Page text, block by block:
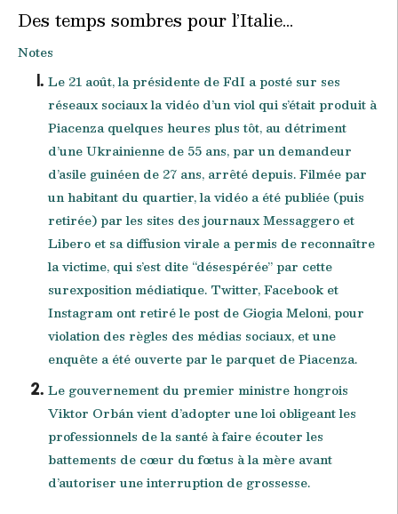
Des temps sombres pour l’Italie…
Notes
Le 21 août, la présidente de FdI a posté sur ses
réseaux sociaux la vidéo d’un viol qui s’était produit à
Piacenza quelques heures plus tôt, au détriment
d’une Ukrainienne de 55 ans, par un demandeur
d’asile guinéen de 27 ans, arrêté depuis. Filmée par
un habitant du quartier, la vidéo a été publiée (puis
retirée) par les sites des journaux Messaggero et
Libero et sa diffusion virale a permis de reconnaître
la victime, qui s’est dite “désespérée” par cette
surexposition médiatique. Twitter, Facebook et
Instagram ont retiré le post de Giogia Meloni, pour
violation des règles des médias sociaux, et une
enquête a été ouverte par le parquet de Piacenza.
Le gouvernement du premier ministre hongrois
Viktor Orbán vient d’adopter une loi obligeant les
professionnels de la santé à faire écouter les
battements de cœur du fœtus à la mère avant
d’autoriser une interruption de grossesse.